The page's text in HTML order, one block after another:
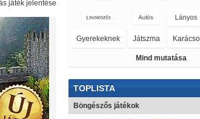
játék jelentése
Mind mutatása
TOPLISTA
Böngészős játékok